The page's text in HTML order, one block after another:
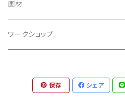
画材
ワークショップ
保存 シェア